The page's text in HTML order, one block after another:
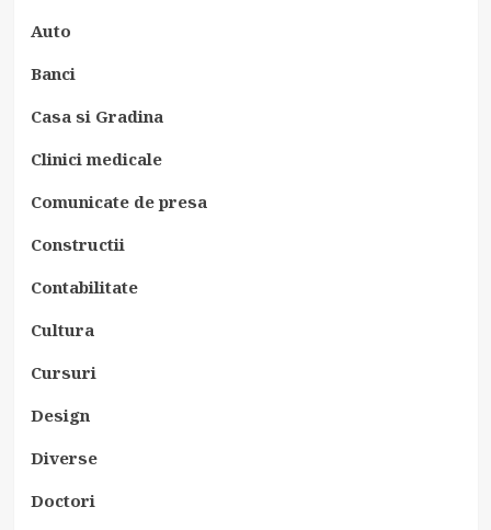
Auto
Banci
Casa si Gradina
Clinici medicale
Comunicate de presa
Constructii
Contabilitate
Cultura
Cursuri
Design
Diverse
Doctori